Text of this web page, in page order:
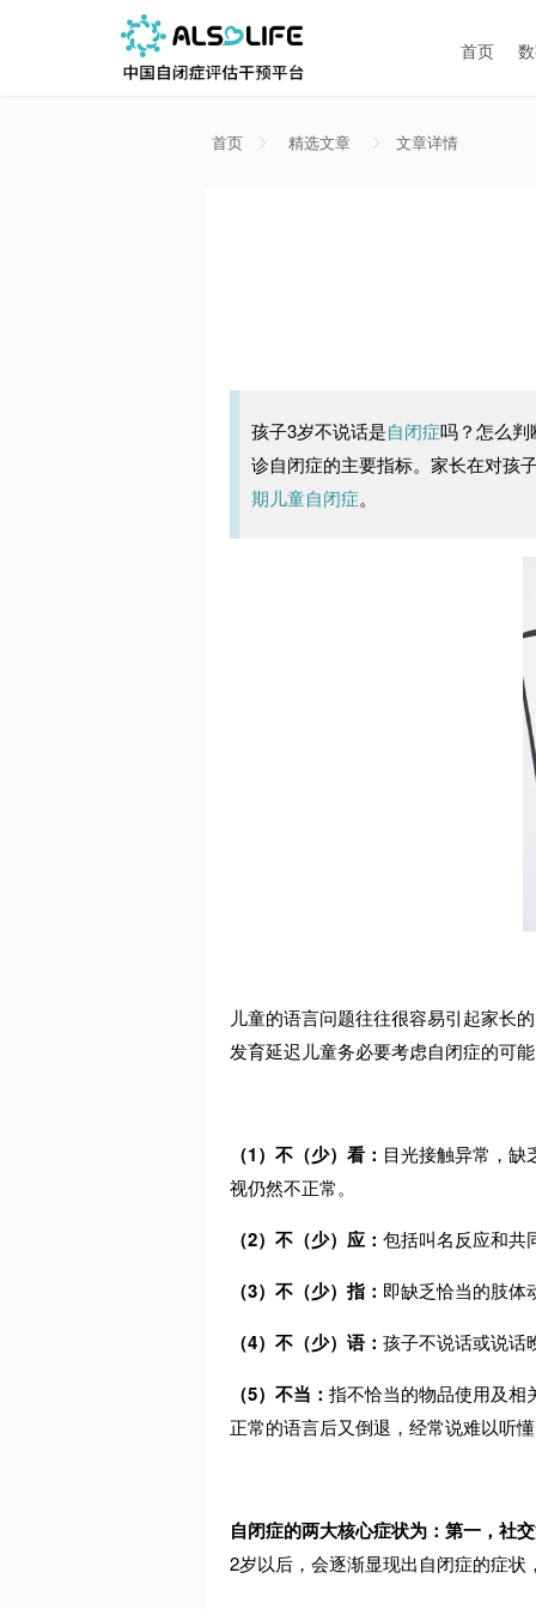
首页
首页 精选文章 文章详情
孩子3岁不说话是自闭症吗？怎么
诊自闭症的主要指标。家长在对孩
期儿童自闭症。
儿童的语言问题往往很容易引起家长
发育延迟儿童务必要考虑自闭症的可
（1）不（少）看： 目光接触异常，缺
视仍然不正常。
（2）不（少）应： 包括叫名反应和共
（3）不（少）指： 即缺乏恰当的肢体
（4）不（少）语： 孩子不说话或说话
（5）不当： 指不恰当的物品使用及相
正常的语言后又倒退，经常说难以听
自闭症的两大核心症状为：第一，社
2岁以后，会逐渐显现出自闭症的症